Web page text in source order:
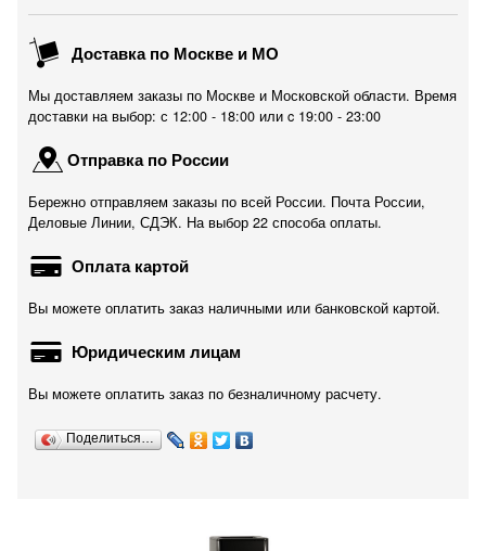
Доставка по Москве и МО
Мы доставляем заказы по Москве и Московской области. Время
доставки на выбор: с 12:00 - 18:00 или c 19:00 - 23:00
Отправка по России
Бережно отправляем заказы по всей России. Почта России,
Деловые Линии, СДЭК. На выбор 22 способа оплаты.
Оплата картой
Вы можете оплатить заказ наличными или банковской картой.
Юридическим лицам
Вы можете оплатить заказ по безналичному расчету.
Поделиться…